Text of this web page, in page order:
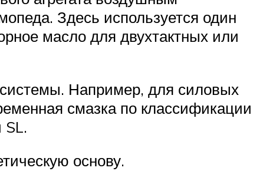
Здесь используется один
масло для двухтактных или
системы. Например, для силовых
смазка по классификации
SL.
основу.